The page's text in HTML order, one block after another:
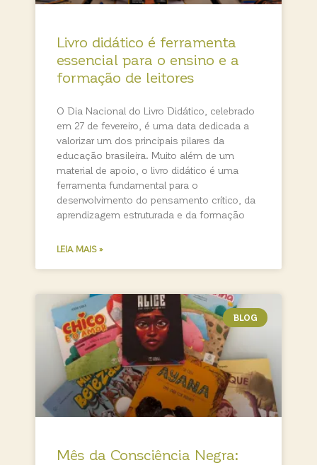
Livro didático é ferramenta
essencial para o ensino e a
formação de leitores
O Dia Nacional do Livro Didático, celebrado
em 27 de fevereiro, é uma data dedicada a
valorizar um dos principais pilares da
educação brasileira. Muito além de um
material de apoio, o livro didático é uma
ferramenta fundamental para o
desenvolvimento do pensamento crítico, da
aprendizagem estruturada e da formação
LEIA MAIS »
BLOG
Mês da Consciência Negra: